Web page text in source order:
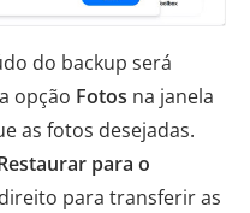
do backup será
opção Fotos na janela
as fotos desejadas.
para o
para transferir as